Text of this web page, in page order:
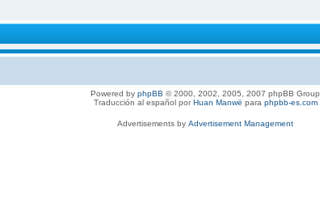
Powered by phpBB © 2000, 2002, 2005, 2007 phpBB Group
Traducción al español porHuan Manwë para phpbb-es.com
Advertisements by Advertisement Management